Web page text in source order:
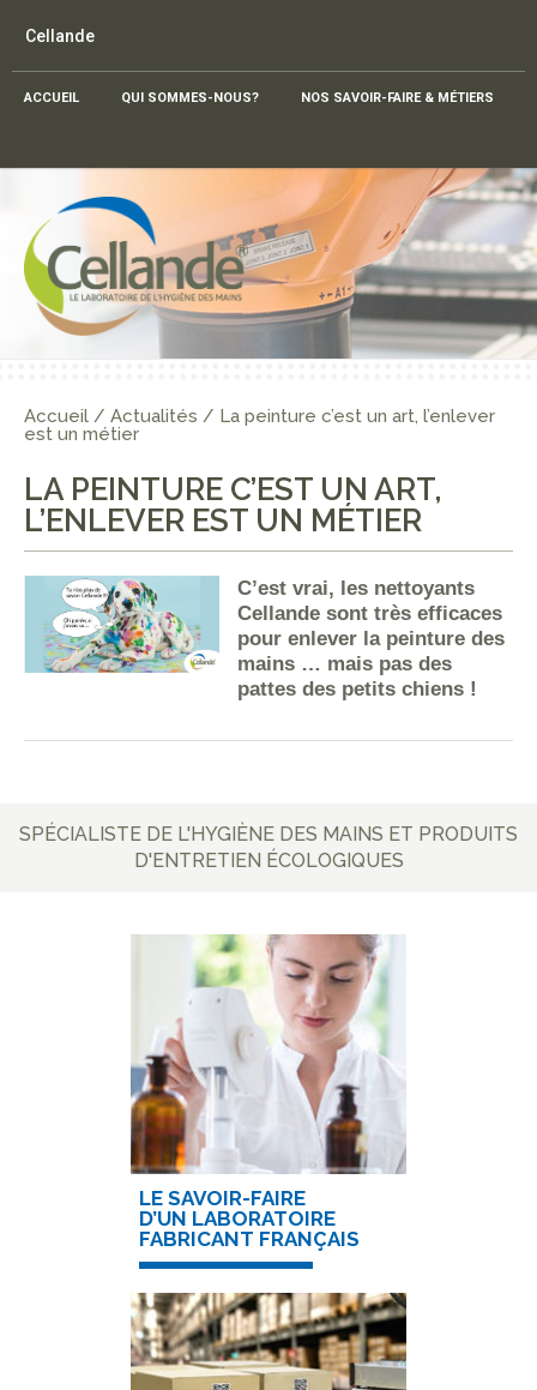
Accueil / Actualités / La peinture c’est un art, l’enlever
est un métier
LA PEINTURE C’EST UN ART,
L’ENLEVER EST UN MÉTIER
C’est vrai, les nettoyants
Cellande sont très efficaces
pour enlever la peinture des
mains … mais pas des
pattes des petits chiens !
SPÉCIALISTE DE L'HYGIÈNE DES MAINS ET PRODUITS
D'ENTRETIEN ÉCOLOGIQUES
LE SAVOIR-FAIRE
D’UN LABORATOIRE
FABRICANT FRANÇAIS
Cellande
ACCUEIL QUI SOMMES-NOUS? NOS SAVOIR-FAIRE & MÉTIERS